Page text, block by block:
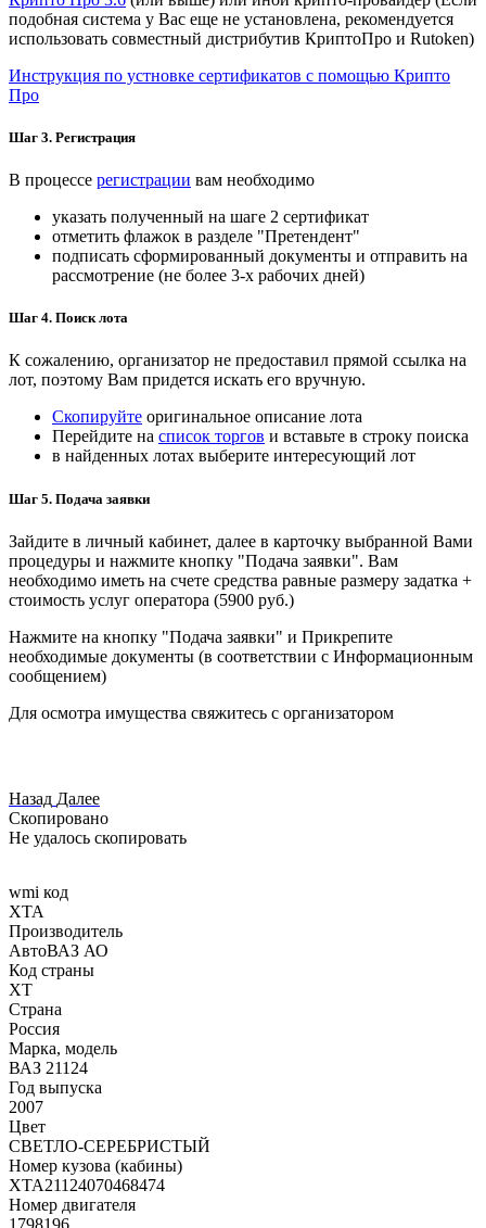
подобная система у Вас еще не установлена, рекомендуется
использовать совместный дистрибутив КриптоПро и Rutoken)
Инструкция по устновке сертификатов с помощью Крипто
Про
Шаг 3. Регистрация
В процессе регистрации вам необходимо
указать полученный на шаге 2 сертификат
отметить флажок в разделе "Претендент"
подписать сформированный документы и отправить на
рассмотрение (не более 3-х рабочих дней)
Шаг 4. Поиск лота
К сожалению, организатор не предоставил прямой ссылка на
лот, поэтому Вам придется искать его вручную.
Скопируйте оригинальное описание лота
Перейдите на список торгов и вставьте в строку поиска
в найденных лотах выберите интересующий лот
Шаг 5. Подача заявки
Зайдите в личный кабинет, далее в карточку выбранной Вами
процедуры и нажмите кнопку "Подача заявки". Вам
необходимо иметь на счете средства равные размеру задатка +
стоимость услуг оператора (5900 руб.)
Нажмите на кнопку "Подача заявки" и Прикрепите
необходимые документы (в соответствии с Информационным
сообщением)
Для осмотра имущества свяжитесь с организатором
Назад Далее
Скопировано
Не удалось скопировать
wmi код
XTA
Производитель
АвтоВАЗ АО
Код страны
XT
Страна
Россия
Марка, модель
ВАЗ 21124
Год выпуска
2007
Цвет
СВЕТЛО-СЕРЕБРИСТЫЙ
Номер кузова (кабины)
XTA21124070468474
Номер двигателя
1798196